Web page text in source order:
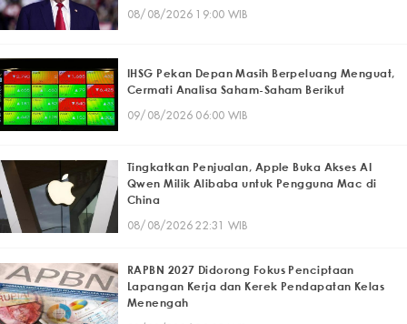
08/08/2026 19:00 WIB
IHSG Pekan Depan Masih Berpeluang Menguat,
Cermati Analisa Saham-Saham Berikut
09/08/2026 06:00 WIB
Tingkatkan Penjualan, Apple Buka Akses AI
Qwen Milik Alibaba untuk Pengguna Mac di
China
08/08/2026 22:31 WIB
RAPBN 2027 Didorong Fokus Penciptaan
Lapangan Kerja dan Kerek Pendapatan Kelas
Menengah